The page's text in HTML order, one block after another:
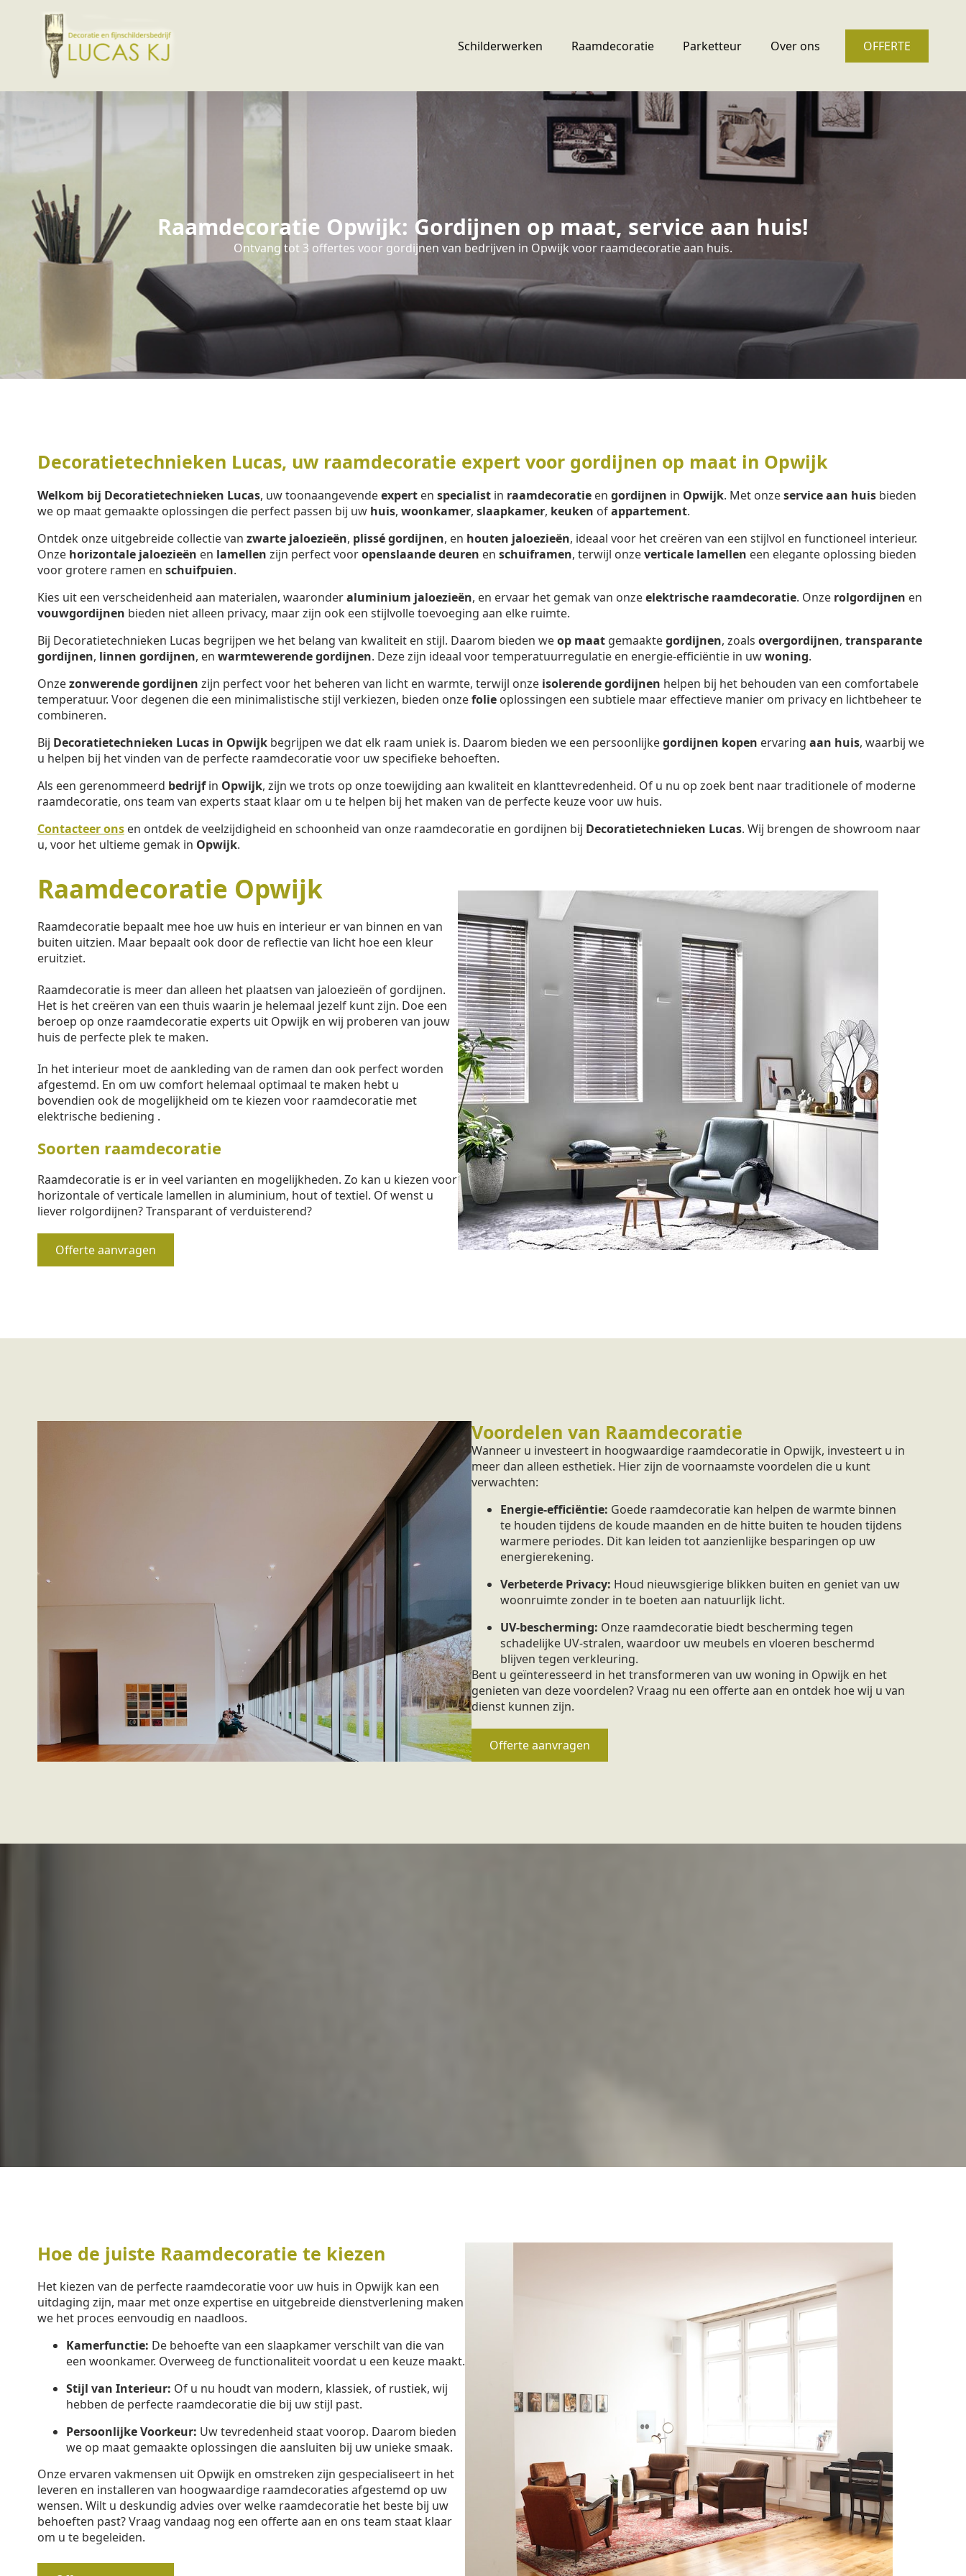
Schilderwerken Raamdecoratie Parketteur Over ons OFFERTE
Raamdecoratie Opwijk: Gordijnen op maat, service aan huis!
Ontvang tot 3 offertes voor gordijnen van bedrijven in Opwijk voor raamdecoratie aan huis.
Decoratietechnieken Lucas, uw raamdecoratie expert voor gordijnen op maat in Opwijk
Welkom bij Decoratietechnieken Lucas, uw toonaangevendeexpert en specialist in raamdecoratie en gordijnen in Opwijk. Met onzeservice aan huis bieden
we op maat gemaakte oplossingen die perfect passen bij uw huis, woonkamer, slaapkamer, keuken ofappartement.
Ontdek onze uitgebreide collectie van zwarte jaloezieën, plissé gordijnen, en houten jaloezieën, ideaal voor het creëren van een stijlvol en functioneel interieur.
Onze horizontale jaloezieën en lamellen zijn perfect vooropenslaande deuren en schuiframen, terwijl onzeverticale lamellen een elegante oplossing bieden
voor grotere ramen en schuifpuien.
Kies uit een verscheidenheid aan materialen, waaronderaluminium jaloezieën, en ervaar het gemak van onzeelektrische raamdecoratie. Onze rolgordijnen en
vouwgordijnen bieden niet alleen privacy, maar zijn ook een stijlvolle toevoeging aan elke ruimte.
Bij Decoratietechnieken Lucas begrijpen we het belang van kwaliteit en stijl. Daarom bieden weop maat gemaaktegordijnen, zoals overgordijnen, transparante
gordijnen, linnen gordijnen, en warmtewerende gordijnen. Deze zijn ideaal voor temperatuurregulatie en energie-efficiëntie in uwwoning.
Onzezonwerende gordijnen zijn perfect voor het beheren van licht en warmte, terwijl onze isolerende gordijnen helpen bij het behouden van een comfortabele
temperatuur. Voor degenen die een minimalistische stijl verkiezen, bieden onzefolie oplossingen een subtiele maar effectieve manier om privacy en lichtbeheer te
combineren.
Bij Decoratietechnieken Lucas in Opwijk begrijpen we dat elk raam uniek is. Daarom bieden we een persoonlijkegordijnen kopen ervaring aan huis, waarbij we
u helpen bij het vinden van de perfecte raamdecoratie voor uw specifieke behoeften.
Als een gerenommeerd bedrijfin Opwijk, zijn we trots op onze toewijding aan kwaliteit en klanttevredenheid. Of u nu op zoek bent naar traditionele of moderne
raamdecoratie, ons team van experts staat klaar om u te helpen bij het maken van de perfecte keuze voor uw huis.
Contacteer ons en ontdek de veelzijdigheid en schoonheid van onze raamdecoratie en gordijnen bij Decoratietechnieken Lucas. Wij brengen de showroom naar
u, voor het ultieme gemak in Opwijk.
Raamdecoratie Opwijk
Raamdecoratie bepaalt mee hoe uw huis en interieur er van binnen en van
buiten uitzien. Maar bepaalt ook door de reflectie van licht hoe een kleur
eruitziet.
Raamdecoratie is meer dan alleen het plaatsen van jaloezieën of gordijnen.
Het is het creëren van een thuis waarin je helemaal jezelf kunt zijn. Doe een
beroep op onze raamdecoratie experts uit Opwijk en wij proberen van jouw
huis de perfecte plek te maken.
In het interieur moet de aankleding van de ramen dan ook perfect worden
afgestemd. En om uw comfort helemaal optimaal te maken hebt u
bovendien ook de mogelijkheid om te kiezen voor raamdecoratie met
elektrische bediening .
Soorten raamdecoratie
Raamdecoratie is er in veel varianten en mogelijkheden. Zo kan u kiezen voor
horizontale of verticale lamellen in aluminium, hout of textiel. Of wenst u
liever rolgordijnen? Transparant of verduisterend?
Offerte aanvragen
Voordelen van Raamdecoratie
Wanneer u investeert in hoogwaardige raamdecoratie in Opwijk, investeert u in
meer dan alleen esthetiek. Hier zijn de voornaamste voordelen die u kunt
verwachten:
Energie-efficiëntie: Goede raamdecoratie kan helpen de warmte binnen
te houden tijdens de koude maanden en de hitte buiten te houden tijdens
warmere periodes. Dit kan leiden tot aanzienlijke besparingen op uw
energierekening.
Verbeterde Privacy: Houd nieuwsgierige blikken buiten en geniet van uw
woonruimte zonder in te boeten aan natuurlijk licht.
UV-bescherming: Onze raamdecoratie biedt bescherming tegen
schadelijke UV-stralen, waardoor uw meubels en vloeren beschermd
blijven tegen verkleuring.
Bent u geïnteresseerd in het transformeren van uw woning in Opwijk en het
genieten van deze voordelen? Vraag nu een offerte aan en ontdek hoe wij u van
dienst kunnen zijn.
Offerte aanvragen
Hoe de juiste Raamdecoratie te kiezen
Het kiezen van de perfecte raamdecoratie voor uw huis in Opwijk kan een
uitdaging zijn, maar met onze expertise en uitgebreide dienstverlening maken
we het proces eenvoudig en naadloos.
Kamerfunctie: De behoefte van een slaapkamer verschilt van die van
een woonkamer. Overweeg de functionaliteit voordat u een keuze maakt.
Stijl van Interieur: Of u nu houdt van modern, klassiek, of rustiek, wij
hebben de perfecte raamdecoratie die bij uw stijl past.
Persoonlijke Voorkeur: Uw tevredenheid staat voorop. Daarom bieden
we op maat gemaakte oplossingen die aansluiten bij uw unieke smaak.
Onze ervaren vakmensen uit Opwijk en omstreken zijn gespecialiseert in het
leveren en installeren van hoogwaardige raamdecoraties afgestemd op uw
wensen. Wilt u deskundig advies over welke raamdecoratie het beste bij uw
behoeften past? Vraag vandaag nog een offerte aan en ons team staat klaar
om u te begeleiden.